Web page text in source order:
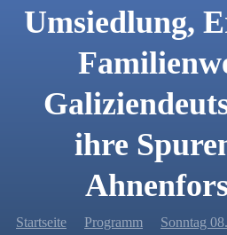
Umsiedlung,
ihre
Startseite Programm Sonntag